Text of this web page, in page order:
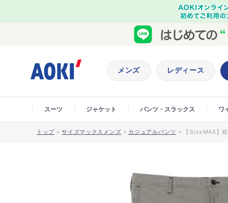
メンズ レディース
スーツ ジャケット パンツ・スラックス ワ
トップ >サイズマックスメンズ > カジュアルパンツ > 【SizeMAX】